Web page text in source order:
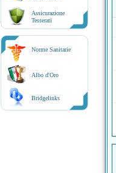
Assicurazione
Tesserati
Norme Sanitarie
Albo d'Oro
Bridgelinks